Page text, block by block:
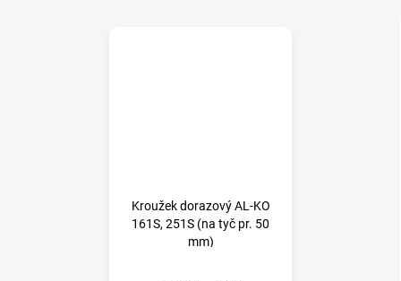
Kroužek dorazový AL-KO
161S, 251S (na tyč pr. 50
mm)